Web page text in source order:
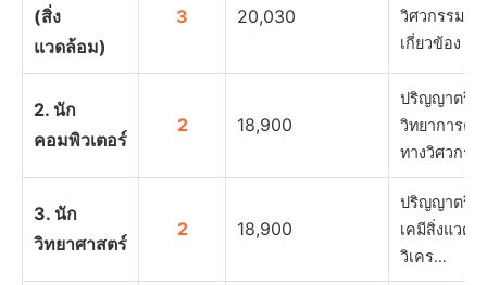
(สิ่ง
แวดล้อม)
3 20,030
วิศวกรรมสิ่
เกี่ยวข้อง
2. นัก
คอมพิวเตอร์
2 18,900
ปริญญาตรีท
วิทยาการค
ทางวิศวกร
3. นัก
วิทยาศาสตร์
2 18,900
ปริญญาตรีท
เคมีสิ่งแวด
วิเคร…